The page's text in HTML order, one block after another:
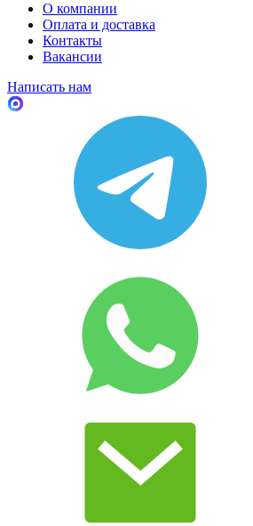
О компании
Оплата и доставка
Контакты
Вакансии
Написать нам